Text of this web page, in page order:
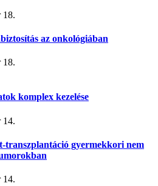
18.
az onkológiában
18.
komplex kezelése
14.
transzplantáció gyermekkori nem
14.